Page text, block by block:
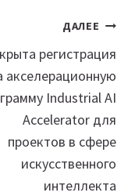
ДАЛЕЕ
регистрация
акселерационную
Industrial AI
Accelerator для
проектов в сфере
искусственного
интеллекта